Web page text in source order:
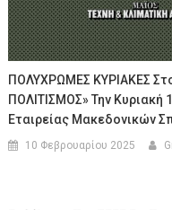
ΠΟΛΥΧΡΩΜΕΣ ΚΥΡΙΑΚΕΣ
ΠΟΛΙΤΙΣΜΟΣ» Την
Εταιρείας Μακεδονικών
10 Φεβρουαρίου 2025